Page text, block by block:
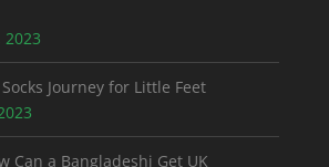
2023
Journey for Little Feet
Can a Bangladeshi Get UK